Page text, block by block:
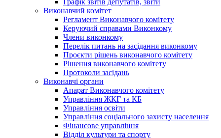
Графік звітів депутатів, звіти
Виконавчий комітет
Регламент Виконавчого комітету
Керуючий справами Виконкому
Члени виконкому
Перелік питань на засідання виконкому
Проєкти рішень виконавчого комітету
Рішення виконавчого комітету
Протоколи засідань
Виконавчі органи
Апарат Виконавчого комітету
Управління ЖКГ та КБ
Управління освіти
Управління соціального захисту населення
Фінансове управління
Відділ культури та спорту